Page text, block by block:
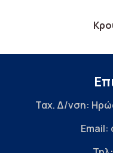
Ταχ. Δ/νση:
Email: